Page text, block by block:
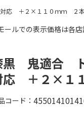
応 ＋２×１１０ｍｍ ２
ールでの表示価格は各
黒 鬼適合
応 ＋２×１
コード